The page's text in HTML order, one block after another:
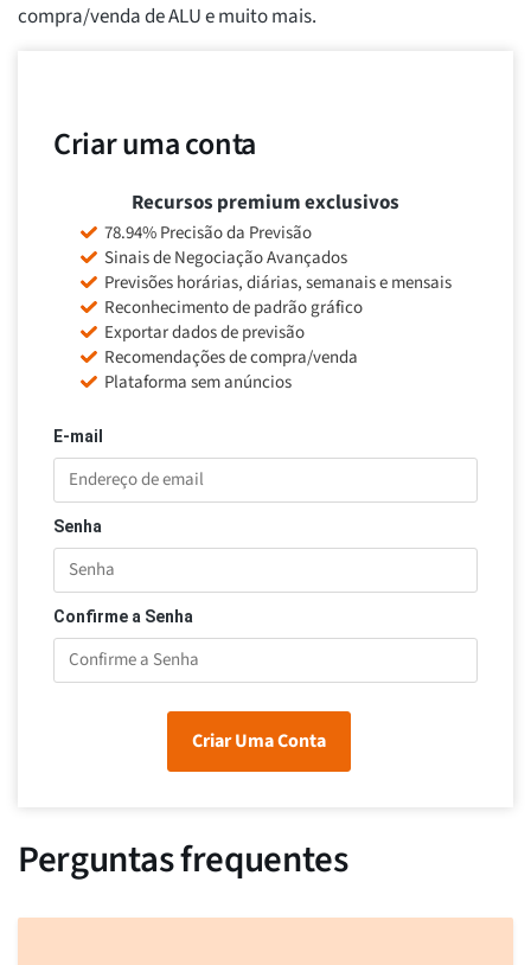
compra/venda de ALU e muito mais.
Criar uma conta
E-mail
Senha
Confirme a Senha
Criar Uma Conta
Recursos premium exclusivos
78.94% Precisão da Previsão
Sinais de Negociação Avançados
Previsões horárias, diárias, semanais e mensais
Reconhecimento de padrão gráfico
Exportar dados de previsão
Recomendações de compra/venda
Plataforma sem anúncios
Perguntas frequentes